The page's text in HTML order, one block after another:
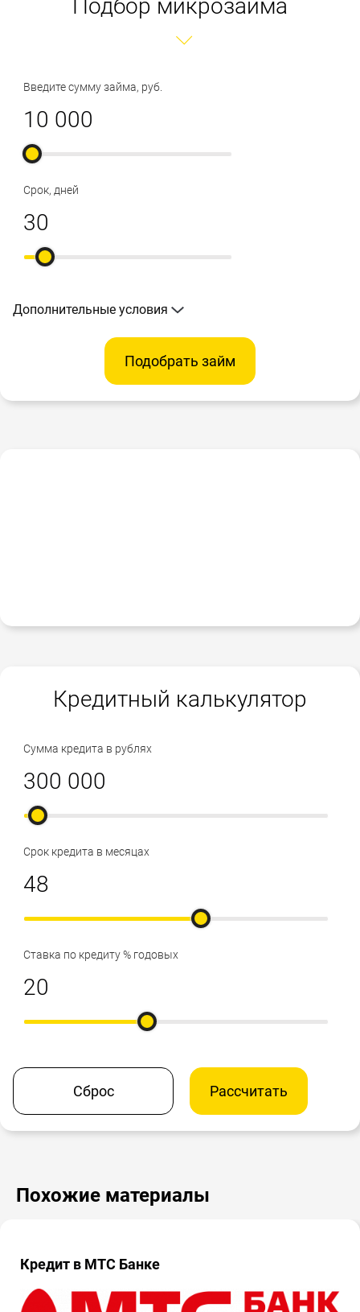
Подбор микрозайма
Введите сумму займа, руб.
Срок, дней
Дополнительные условия
Подобрать займ
Кредитный калькулятор
Сумма кредита в рублях
Срок кредита в месяцах
Ставка по кредиту % годовых
Сброс Рассчитать
Похожие материалы
Кредит в МТС Банке